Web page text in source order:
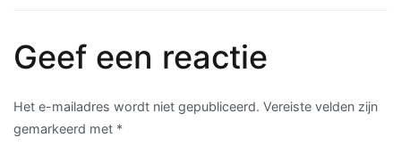
Geef een reactie
Het e-mailadres wordt niet gepubliceerd. Vereiste velden zijn
gemarkeerd met *